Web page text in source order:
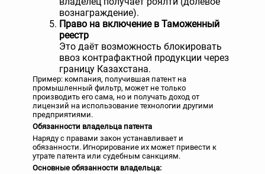
вознаграждение).
Право на включение в Таможенный
реестр
Это даёт возможность блокировать
ввоз контрафактной продукции через
границу Казахстана.
Пример: компания, получившая патент на
промышленный фильтр, может не только
производить его сама, но и получать доход от
лицензий на использование технологии другими
предприятиями.
Обязанности владельца патента
Наряду с правами закон устанавливает и
обязанности. Игнорирование их может привести к
утрате патента или судебным санкциям.
Основные обязанности владельца: